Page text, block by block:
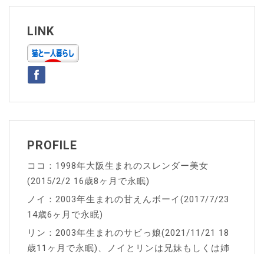
ビ
ゲ
ー
シ
ョ
ン
LINK
PROFILE
ココ：1998年大阪生まれのスレンダー美女
(2015/2/2 16歳8ヶ月で永眠)
ノイ：2003年生まれの甘えんボーイ(2017/7/23
14歳6ヶ月で永眠)
リン：2003年生まれのサビっ娘(2021/11/21 18
歳11ヶ月で永眠)、ノイとリンは兄妹もしくは姉